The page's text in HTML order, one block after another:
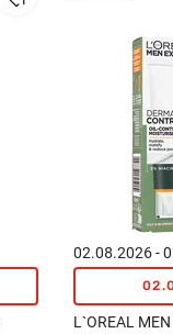
02.08.2026 -
L`OREAL